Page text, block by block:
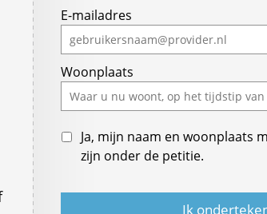
E-mailadres
Woonplaats
Ja, mijn naam en woonplaats
zijn onder de petitie.